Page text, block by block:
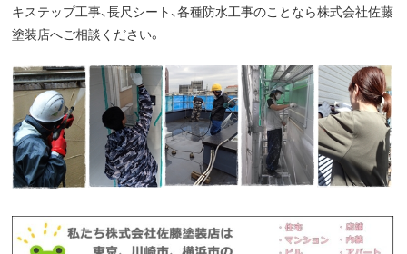
キステップ工事、長尺シート、各種防水工事のことなら株式会社佐藤
塗装店へご相談ください。